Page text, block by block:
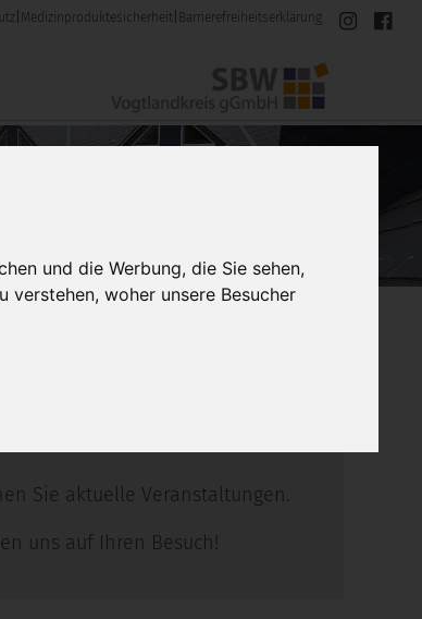
und die Werbung, die Sie sehen,
verstehen, woher unsere Besucher
Medizinproduktesicherheit Barrierefreiheitserklärung
Sie aktuelle Veranstaltungen.
uns auf Ihren Besuch!